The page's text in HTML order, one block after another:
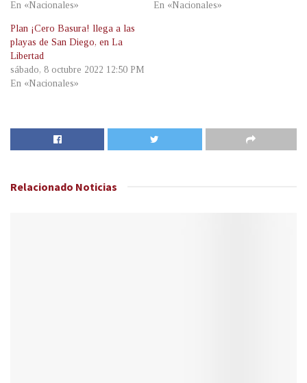
En «Nacionales» En «Nacionales»
Plan ¡Cero Basura! llega a las
playas de San Diego, en La
Libertad
sábado, 8 octubre 2022 12:50 PM
En «Nacionales»
Relacionado Noticias